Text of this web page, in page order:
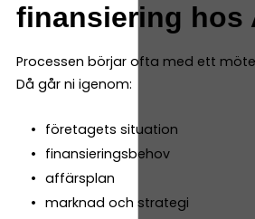
finansiering hos
Processen börjar ofta med ett
Då går ni igenom:
företagets situation
finansieringsbehov
affärsplan
marknad och strategi